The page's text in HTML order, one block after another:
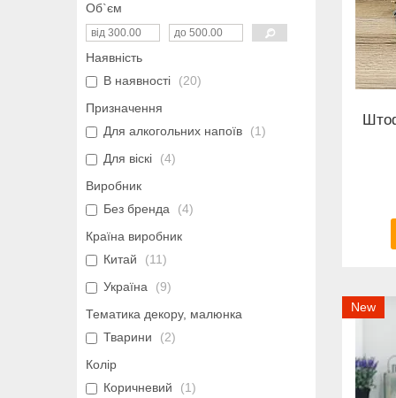
New
Об`єм
Наявність
В наявності
20
Призначення
Для алкогольних напоїв
1
Для віскі
4
Виробник
Без бренда
4
Країна виробник
Китай
11
Україна
9
Тематика декору, малюнка
Тварини
2
Колір
Коричневий
1